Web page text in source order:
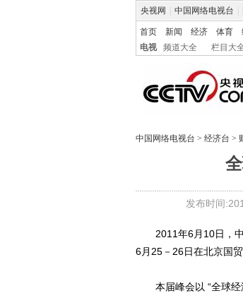
央视网 中国网络电视台
首页 新闻 经济 体育
电视
频道大全 栏目大
中国网络电视台 > 经济台 >
发布时间
2011年6月10日，中
6月25－26日在北京国贸
本届峰会以 “全球经